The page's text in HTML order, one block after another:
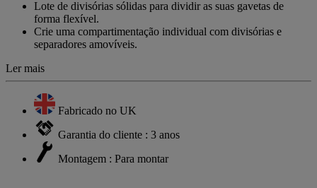
mesma
página.
Lote de divisórias sólidas para dividir as suas gavetas de
forma flexível.
Crie uma compartimentação individual com divisórias e
separadores amovíveis.
Ler mais
Fabricado no UK
Garantia do cliente : 3 anos
Montagem : Para montar